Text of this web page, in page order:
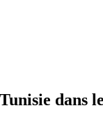
dans